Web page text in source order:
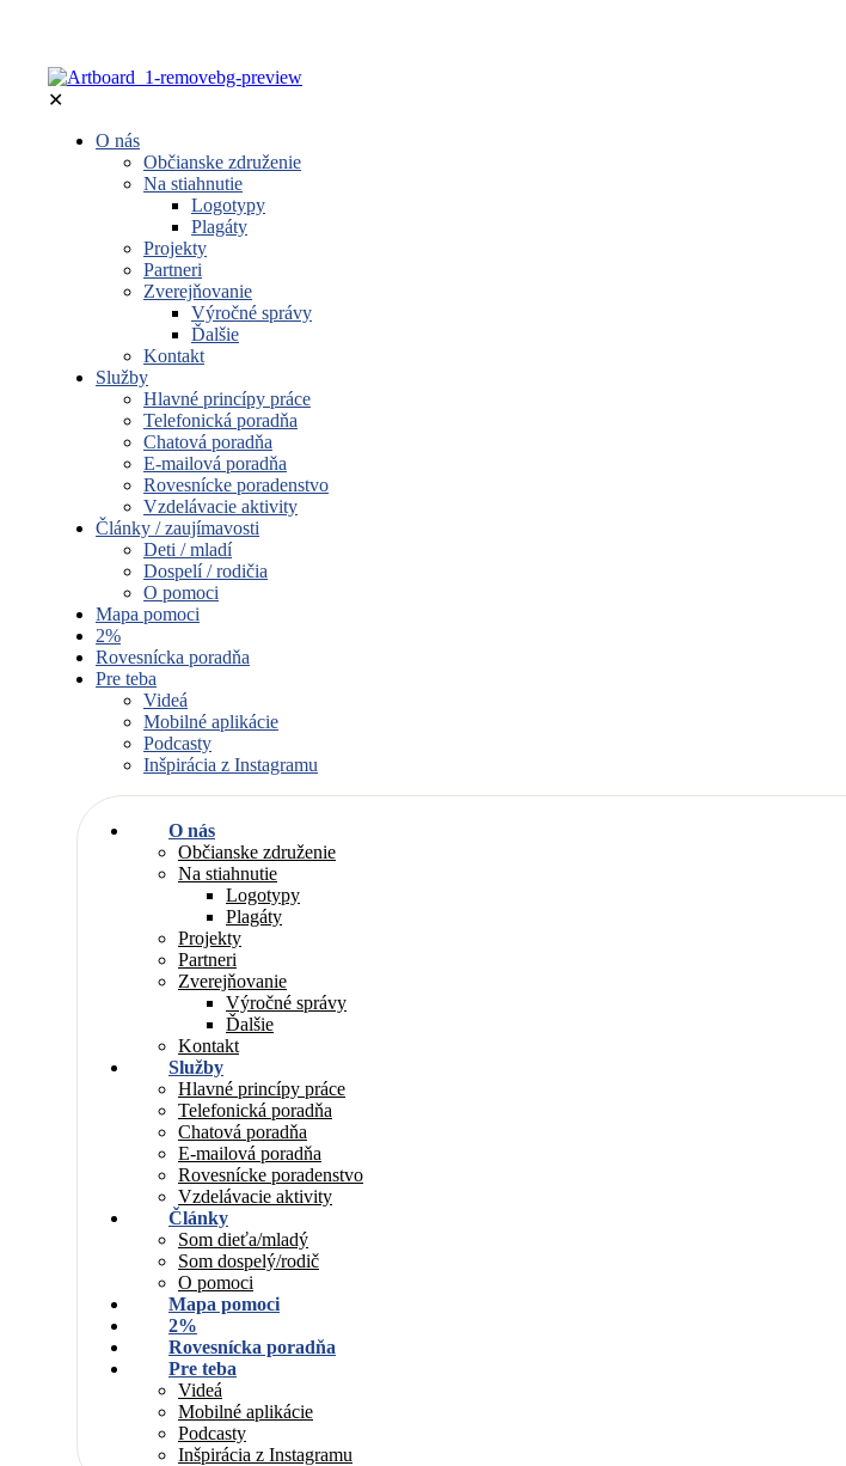
✕
O nás
Občianske združenie
Na stiahnutie
Logotypy
Plagáty
Projekty
Partneri
Zverejňovanie
Výročné správy
Ďalšie
Kontakt
Služby
Hlavné princípy práce
Telefonická poradňa
Chatová poradňa
E-mailová poradňa
Rovesnícke poradenstvo
Vzdelávacie aktivity
Články / zaujímavosti
Deti / mladí
Dospelí / rodičia
O pomoci
Mapa pomoci
2%
Rovesnícka poradňa
Pre teba
Videá
Mobilné aplikácie
Podcasty
Inšpirácia z Instagramu
O nás
Občianske združenie
Na stiahnutie
Logotypy
Plagáty
Projekty
Partneri
Zverejňovanie
Výročné správy
Ďalšie
Kontakt
Služby
Hlavné princípy práce
Telefonická poradňa
Chatová poradňa
E-mailová poradňa
Rovesnícke poradenstvo
Vzdelávacie aktivity
Články
Som dieťa/mladý
Som dospelý/rodič
O pomoci
Mapa pomoci
2%
Rovesnícka poradňa
Pre teba
Videá
Mobilné aplikácie
Podcasty
Inšpirácia z Instagramu